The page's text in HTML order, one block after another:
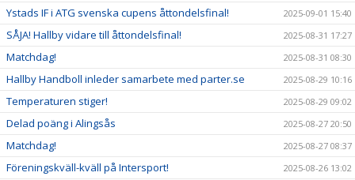
Ystads IF i ATG svenska cupens åttondelsfinal! 2025-09-01 15:40
SÅJA! Hallby vidare till åttondelsfinal! 2025-08-31 17:27
Matchdag! 2025-08-31 08:30
Hallby Handboll inleder samarbete med parter.se 2025-08-29 10:16
Temperaturen stiger! 2025-08-29 09:02
Delad poäng i Alingsås 2025-08-27 20:50
Matchdag! 2025-08-27 08:37
Föreningskväll-kväll på Intersport! 2025-08-26 13:02